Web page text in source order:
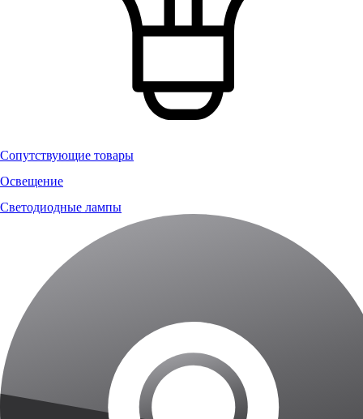
Сопутствующие товары
Освещение
Светодиодные лампы